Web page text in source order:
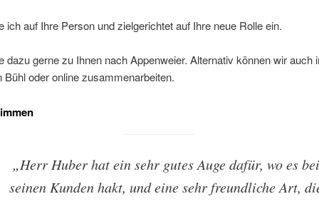
ich auf Ihre Person und zielgerichtet auf Ihre neue Rolle ein.
dazu gerne zu Ihnen nach Appenweier. Alternativ können wir auch
Bühl oder online zusammenarbeiten.
„Herr Huber hat ein sehr gutes Auge dafür, wo es
seinen Kunden hakt, und eine sehr freundliche Art,